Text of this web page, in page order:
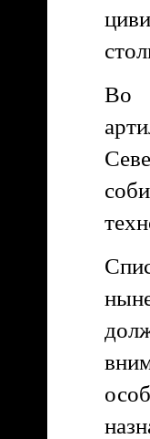
Во